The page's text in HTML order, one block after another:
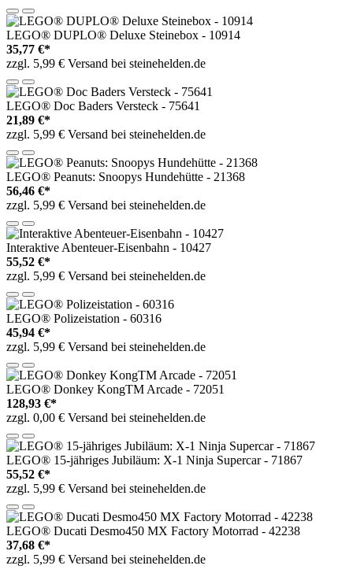
LEGO® DUPLO® Deluxe Steinebox - 10914
35,77 €*
zzgl. 5,99 € Versand bei steinehelden.de
LEGO® Doc Baders Versteck - 75641
21,89 €*
zzgl. 5,99 € Versand bei steinehelden.de
LEGO® Peanuts: Snoopys Hundehütte - 21368
56,46 €*
zzgl. 5,99 € Versand bei steinehelden.de
Interaktive Abenteuer-Eisenbahn - 10427
55,52 €*
zzgl. 5,99 € Versand bei steinehelden.de
LEGO® Polizeistation - 60316
45,94 €*
zzgl. 5,99 € Versand bei steinehelden.de
LEGO® Donkey KongTM Arcade - 72051
128,93 €*
zzgl. 0,00 € Versand bei steinehelden.de
LEGO® 15-jähriges Jubiläum: X-1 Ninja Supercar - 71867
55,52 €*
zzgl. 5,99 € Versand bei steinehelden.de
LEGO® Ducati Desmo450 MX Factory Motorrad - 42238
37,68 €*
zzgl. 5,99 € Versand bei steinehelden.de